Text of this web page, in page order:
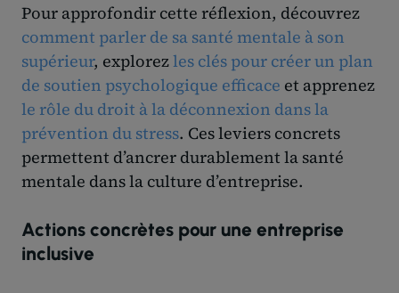
Pour approfondir cette réflexion, découvrez
comment parler de sa santé mentale à son
supérieur, explorezles clés pour créer un plan
de soutien psychologique efficace et apprenez
le rôle du droit à la déconnexion dans la
prévention du stress. Ces leviers concrets
permettent d’ancrer durablement la santé
mentale dans la culture d’entreprise.
Actions concrètes pour une entreprise
inclusive